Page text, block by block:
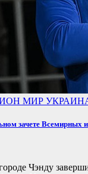
МИР
зачете Всемирных
Чэнду